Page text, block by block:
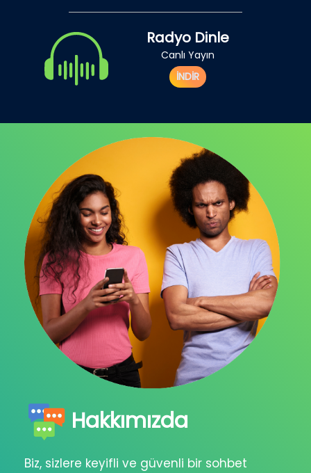
Radyo Dinle
Canlı Yayın
İNDİR
Hakkımızda
Biz, sizlere keyifli ve güvenli bir sohbet